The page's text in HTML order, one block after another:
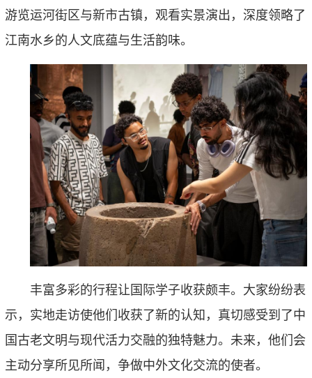
游览运河街区与新市古镇，观看实景演出，深度领略了
江南水乡的人文底蕴与生活韵味。
丰富多彩的行程让 国际学子收获颇丰。大家纷纷表
示，实地走访使他们收获了新的认知，真切感受到了中
国古老文明与现代活力交融的独特魅力。未来，他们会
主动分享所见所闻，争做中外文化交流的使者。